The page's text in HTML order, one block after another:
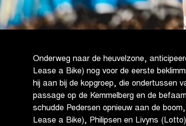
Onderweg naar de heuvelzone,
Lease a Bike) nog voor de eerste
hij aan bij de kopgroep, die ondertussen
passage op de Kemmelberg en de
schudde Pedersen opnieuw aan de
Lease a Bike), Philipsen en Livyns